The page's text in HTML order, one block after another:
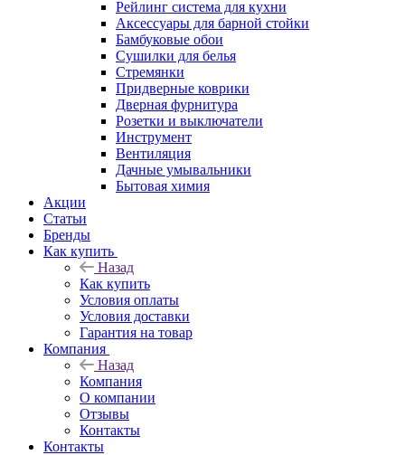
Рейлинг система для кухни
Аксессуары для барной стойки
Бамбуковые обои
Сушилки для белья
Стремянки
Придверные коврики
Дверная фурнитура
Розетки и выключатели
Инструмент
Вентиляция
Дачные умывальники
Бытовая химия
Акции
Статьи
Бренды
Как купить
Назад
Как купить
Условия оплаты
Условия доставки
Гарантия на товар
Компания
Назад
Компания
О компании
Отзывы
Контакты
Контакты